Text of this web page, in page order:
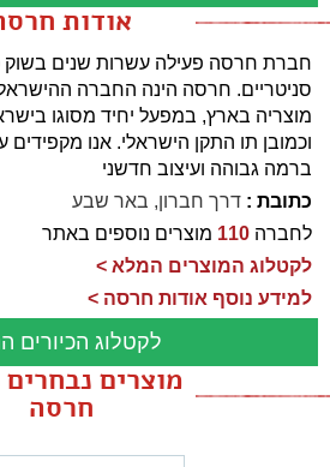
אודות
חברת חרסה פעילה עשרות שנים בשוק
סניטריים. חרסה הינה החברה
וכמובן תו התקן הישראלי. אנו מקפידים
ברמה גבוהה ועיצוב חדשני
כתובת : דרך חברון, באר שבע
לחברה 110 מוצרים נוספים באתר
לקטלוג המוצרים המלא >
למידע נוסף אודות חרסה >
לקטלוג הכיורים
מוצרים
חרסה